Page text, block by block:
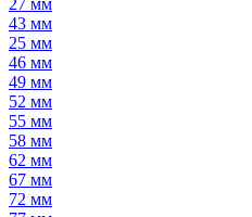
27 мм
43 мм
25 мм
46 мм
49 мм
52 мм
55 мм
58 мм
62 мм
67 мм
72 мм